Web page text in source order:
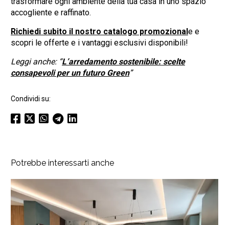
accogliente e raffinato.
Richiedi subito il nostro catalogo promozionale e
scopri le offerte e i vantaggi esclusivi disponibili!
Leggi anche: “L’arredamento sostenibile: scelte
consapevoli per un futuro Green”
Condividi su:
Potrebbe interessarti anche